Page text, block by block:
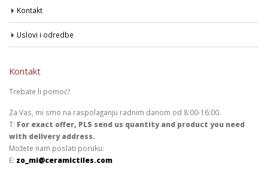
Kontakt
Uslovi i odredbe
Kontakt
Trebate li pomoć?
Za Vas, mi smo na raspolaganju radnim danom od 8:00-16:00.
T: For exact offer, PLS send us quantity and product you need
with delivery address.
Možete nam poslati poruku:
E: zo_mi@ceramictiles.com